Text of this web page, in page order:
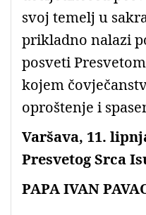
svoj temelj u
prikladno nalazi
posveti
kojem
oproštenje i
Varšava, 11.
Presvetog Srca
PAPA IVAN